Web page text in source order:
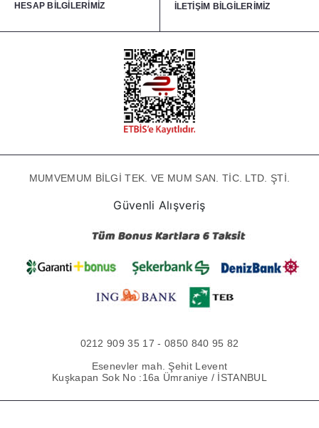
HESAP BİLGİLERİMİZ İLETİŞİM BİLGİLERİMİZ
MUMVEMUM BİLGİ TEK. VE MUM SAN. TİC. LTD. ŞTİ.
Güvenli Alışveriş
0212 909 35 17 - 0850 840 95 82
Esenevler mah. Şehit Levent
Kuşkapan Sok No :16a Ümraniye / İSTANBUL